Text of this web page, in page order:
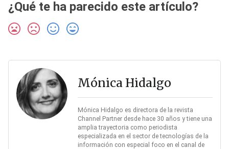
¿Qué te ha parecido este artículo?
Mónica Hidalgo
Mónica Hidalgo es directora de la revista
Channel Partner desde hace 30 años y tiene una
amplia trayectoria como periodista
especializada en el sector de tecnologías de la
información con especial foco en el canal de